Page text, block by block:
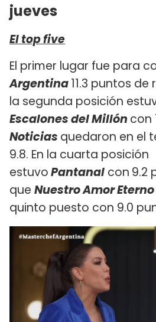
jueves
El top five
El primer lugar fue para
Argentina11.3 puntos de
la segunda posición
Escalones del Millón con
Noticias quedaron en el
9.8. En la cuarta posición
estuvoPantanal con 9.2
que Nuestro Amor Eterno
quinto puesto con 9.0